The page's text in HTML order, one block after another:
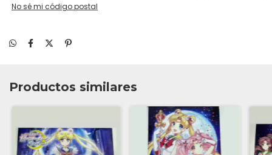
No sé mi código postal
Productos similares